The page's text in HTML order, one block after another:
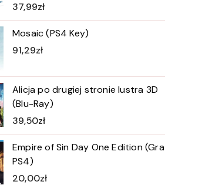
37,99zł
Mosaic (PS4 Key)
91,29zł
Alicja po drugiej stronie lustra 3D
(Blu-Ray)
39,50zł
Empire of Sin Day One Edition (Gra
PS4)
20,00zł